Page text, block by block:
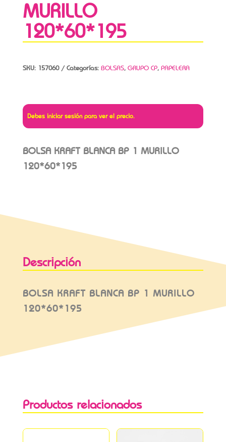
MURILLO
120*60*195
SKU: 157060 Categorías: BOLSAS, GRUPO CP, PAPELERA
Debes iniciar sesión para ver el precio.
BOLSA KRAFT BLANCA BP 1 MURILLO
120*60*195
Descripción
BOLSA KRAFT BLANCA BP 1 MURILLO
120*60*195
Productos relacionados